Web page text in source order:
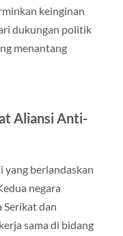
keinginan
dukungan politik
menantang
Aliansi Anti-
yang berlandaskan
negara
Serikat dan
sama di bidang